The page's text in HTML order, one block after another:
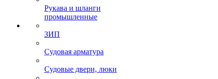
Рукава и шланги
промышленные
ЗИП
Судовая арматура
Судовые двери, люки